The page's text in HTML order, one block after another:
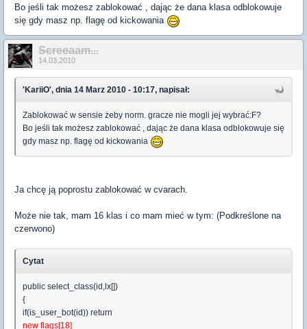
Bo jeśli tak możesz zablokować , dając że dana klasa odblokowuje
się gdy masz np. flagę od kickowania
Screeaam...
14.03.2010
'KariiO', dnia 14 Marz 2010 - 10:17, napisał:
Zablokować w sensie żeby norm. gracze nie mogli jej wybrać:F?
Bo jeśli tak możesz zablokować , dając że dana klasa odblokowuje się
gdy masz np. flagę od kickowania
Ja chcę ją poprostu zablokować w cvarach.
Może nie tak, mam 16 klas i co mam mieć w tym: (Podkreślone na
czerwono)
Cytat
public select_class(id,lx[])
{
if(is_user_bot(id)) return
new flags[18]